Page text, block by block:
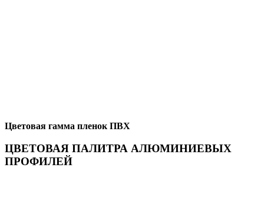
Цветовая гамма пленок ПВХ
ЦВЕТОВАЯ ПАЛИТРА АЛЮМИНИЕВЫХ
ПРОФИЛЕЙ